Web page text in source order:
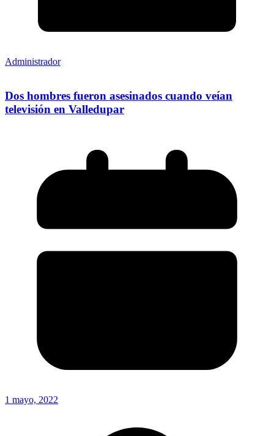
Administrador
Dos hombres fueron asesinados cuando veían
televisión en Valledupar
1 mayo, 2022